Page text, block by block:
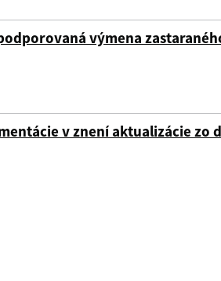
výmena
v znení aktualizácie zo